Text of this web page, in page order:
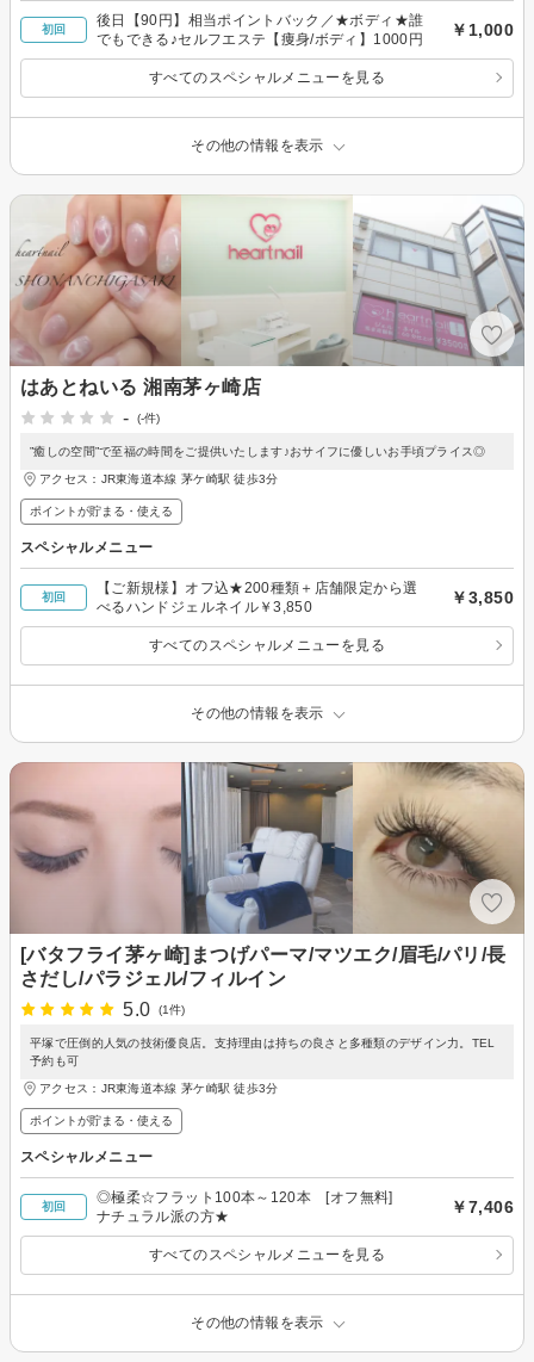
初回
後日【90円】相当ポイントバック／★ボディ★誰
でもできる♪セルフエステ【痩身/ボディ】1000円
￥1,000
すべてのスペシャルメニューを見る
その他の情報を表示
はあとねいる 湘南茅ヶ崎店
-
(-件)
”癒しの空間”で至福の時間をご提供いたします♪おサイフに優しいお手頃プライス◎
アクセス：JR東海道本線 茅ケ崎駅 徒歩3分
ポイントが貯まる・使える
スペシャルメニュー
初回
【ご新規様】オフ込★200種類＋店舗限定から選
べるハンドジェルネイル￥3,850
￥3,850
すべてのスペシャルメニューを見る
その他の情報を表示
[バタフライ茅ヶ崎]まつげパーマ/マツエク/眉毛/パリ/長
さだし/パラジェル/フィルイン
5.0
(1件)
平塚で圧倒的人気の技術優良店。支持理由は持ちの良さと多種類のデザイン力。TEL
予約も可
アクセス：JR東海道本線 茅ケ崎駅 徒歩3分
ポイントが貯まる・使える
スペシャルメニュー
初回
◎極柔☆フラット100本～120本 [オフ無料]
ナチュラル派の方★
￥7,406
すべてのスペシャルメニューを見る
その他の情報を表示